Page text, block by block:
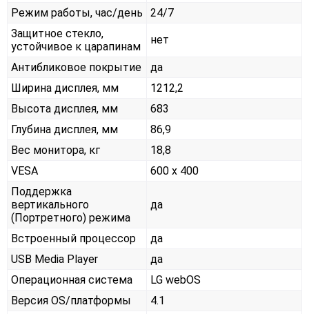
Режим работы, час/день
24/7
Защитное стекло,
устойчивое к царапинам
нет
Антибликовое покрытие
да
Ширина дисплея, мм
1212,2
Высота дисплея, мм
683
Глубина дисплея, мм
86,9
Вес монитора, кг
18,8
VESA
600 x 400
Поддержка
вертикального
(Портретного) режима
да
Встроенный процессор
да
USB Media Player
да
Операционная система
LG webOS
Версия OS/платформы
4.1